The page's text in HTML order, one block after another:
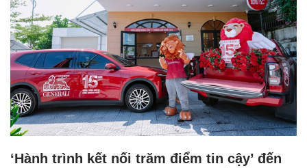
‘Hành trình kết nối trăm điểm tin cậy’ đến